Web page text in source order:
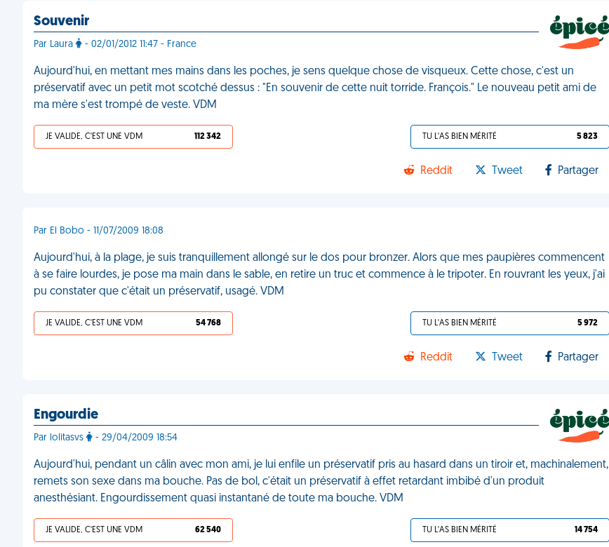
Souvenir
Par Laura - 02/01/2012 11:47 - France
Aujourd'hui, en mettant mes mains dans les poches, je sens quelque chose de visqueux. Cette chose, c'est un
préservatif avec un petit mot scotché dessus : "En souvenir de cette nuit torride. François." Le nouveau petit ami de
ma mère s'est trompé de veste. VDM
JE VALIDE, C'EST UNE VDM 112 342 TU L'AS BIEN MÉRITÉ 5 823
Reddit Tweet Partager
Par El Bobo - 11/07/2009 18:08
Aujourd'hui, à la plage, je suis tranquillement allongé sur le dos pour bronzer. Alors que mes paupières commencent
à se faire lourdes, je pose ma main dans le sable, en retire un truc et commence à le tripoter. En rouvrant les yeux, j'ai
pu constater que c'était un préservatif, usagé. VDM
JE VALIDE, C'EST UNE VDM 54 768 TU L'AS BIEN MÉRITÉ 5 972
Reddit Tweet Partager
Engourdie
Par lolitasvs - 29/04/2009 18:54
Aujourd'hui, pendant un câlin avec mon ami, je lui enfile un préservatif pris au hasard dans un tiroir et, machinalement,
remets son sexe dans ma bouche. Pas de bol, c'était un préservatif à effet retardant imbibé d'un produit
anesthésiant. Engourdissement quasi instantané de toute ma bouche. VDM
JE VALIDE, C'EST UNE VDM 62 540 TU L'AS BIEN MÉRITÉ 14 754